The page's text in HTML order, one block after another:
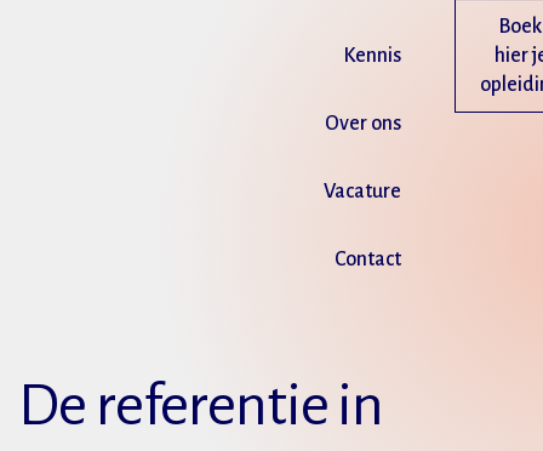
Kennis
Over ons
Vacature
Contact
Boek
hier
De referentie in